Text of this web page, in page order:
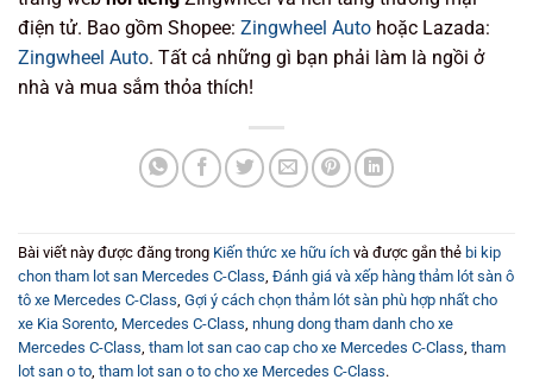
điện tử. Bao gồm Shopee: Zingwheel Auto hoặc Lazada:
Zingwheel Auto. Tất cả những gì bạn phải làm là ngồi ở
nhà và mua sắm thỏa thích!
Bài viết này được đăng trong Kiến thức xe hữu ích và được gắn thẻ bi kip
chon tham lot san Mercedes C-Class, Đánh giá và xếp hàng thảm lót sàn ô
tô xe Mercedes C-Class, Gợi ý cách chọn thảm lót sàn phù hợp nhất cho
xe Kia Sorento, Mercedes C-Class, nhung dong tham danh cho xe
Mercedes C-Class, tham lot san cao cap cho xe Mercedes C-Class, tham
lot san o to, tham lot san o to cho xe Mercedes C-Class.